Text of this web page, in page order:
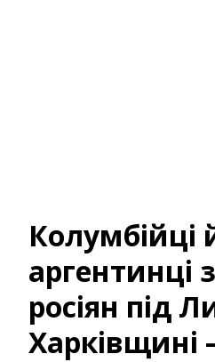
Колумбійці
росіян під
Харківщині